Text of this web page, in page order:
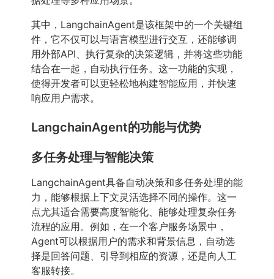
其中，LangchainAgent是该框架中的一个关键组
件，它不仅可以与语言模型进行交互，还能够调
用外部API、执行复杂的决策逻辑，并将这些功能
结合在一起，自动执行任务。这一功能的实现，
使得开发者可以更轻松地构建智能应用，并快速
响应用户需求。
LangchainAgent的功能与优势
多任务处理与智能决策
LangchainAgent具备自动决策和多任务处理的能
力，能够根据上下文灵活选择不同的操作。这一
点尤其适合需要高度智能化、能够处理复杂任务
流程的应用。例如，在一个客户服务场景中，
Agent可以根据用户的需求和背景信息，自动选
择是回答问题、引导到相应的资源，还是向人工
客服转接。